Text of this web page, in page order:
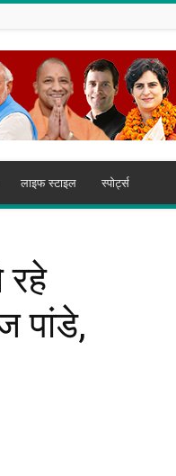
लाइफ स्टाइल स्पोर्ट्स
रहे
पांडे,